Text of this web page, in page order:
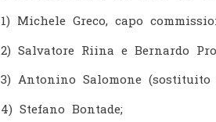
1) Michele Greco, capo
2) Salvatore Riina e Bernardo
3) Antonino Salomone (sostituito
4) Stefano Bontade;